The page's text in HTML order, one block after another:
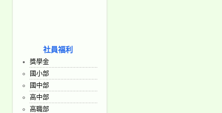
社員福利
獎學金
國小部
國中部
高中部
高職部